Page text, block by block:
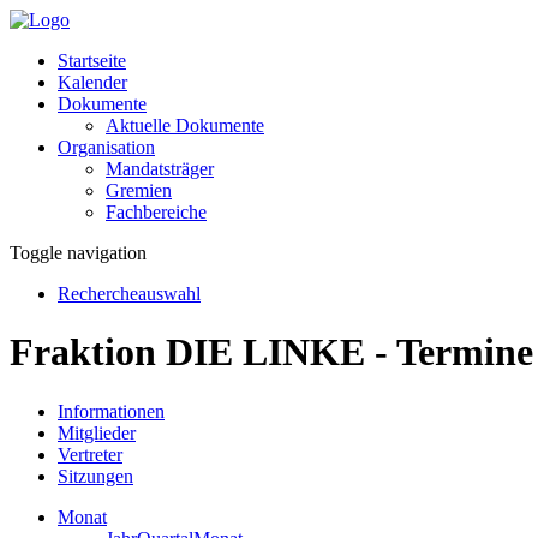
Startseite
Kalender
Dokumente
Aktuelle Dokumente
Organisation
Mandatsträger
Gremien
Fachbereiche
Toggle navigation
Rechercheauswahl
Fraktion DIE LINKE - Termine
Informationen
Mitglieder
Vertreter
Sitzungen
Monat